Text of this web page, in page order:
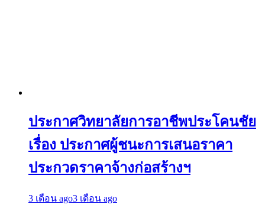
ประกาศวิทยาลัยการอาชีพประโคนชัย
เรื่อง ประกาศผู้ชนะการเสนอราคา
ประกวดราคาจ้างก่อสร้างฯ
3 เดือน ago3 เดือน ago